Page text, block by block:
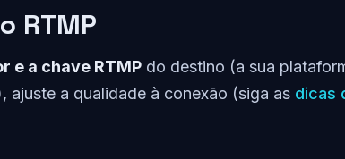
RTMP
e a chave RTMP do destino (a sua
ajuste a qualidade à conexão (siga as dicas